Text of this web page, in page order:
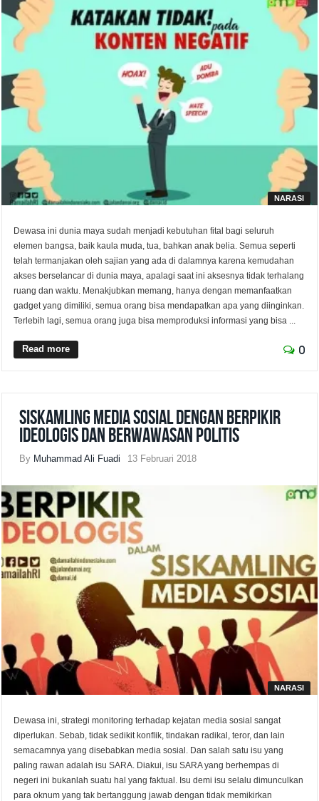
NARASI
Dewasa ini dunia maya sudah menjadi kebutuhan fital bagi seluruh
elemen bangsa, baik kaula muda, tua, bahkan anak belia. Semua seperti
telah termanjakan oleh sajian yang ada di dalamnya karena kemudahan
akses berselancar di dunia maya, apalagi saat ini aksesnya tidak terhalang
ruang dan waktu. Menakjubkan memang, hanya dengan memanfaatkan
gadget yang dimiliki, semua orang bisa mendapatkan apa yang diinginkan.
Terlebih lagi, semua orang juga bisa memproduksi informasi yang bisa ...
Read more 0
Siskamling Media Sosial Dengan Berpikir
Ideologis dan Berwawasan Politis
By Muhammad Ali Fuadi 13 Februari 2018
NARASI
Dewasa ini, strategi monitoring terhadap kejatan media sosial sangat
diperlukan. Sebab, tidak sedikit konflik, tindakan radikal, teror, dan lain
semacamnya yang disebabkan media sosial. Dan salah satu isu yang
paling rawan adalah isu SARA. Diakui, isu SARA yang berhempas di
negeri ini bukanlah suatu hal yang faktual. Isu demi isu selalu dimunculkan
para oknum yang tak bertanggung jawab dengan tidak memikirkan